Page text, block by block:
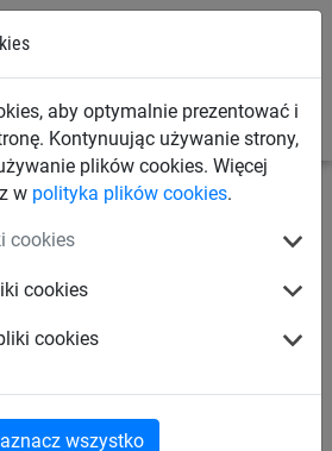
aby optymalnie prezentować i
Kontynuując używanie strony,
plików cookies. Więcej
w polityka plików cookies.
cookies
cookies
cookies
wszystko
naprężające (2